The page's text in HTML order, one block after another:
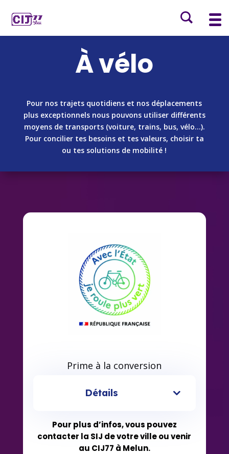
À vélo
Pour nos trajets quotidiens et nos déplacements
plus exceptionnels nous pouvons utiliser différents
moyens de transports (voiture, trains, bus, vélo…).
Pour concilier tes besoins et tes valeurs, choisir ta
ou tes solutions de mobilité !
Prime à la conversion
Détails
Pour plus d’infos, vous pouvez
contacter la SIJ de votre ville ou venir
au CIJ77 à Melun.